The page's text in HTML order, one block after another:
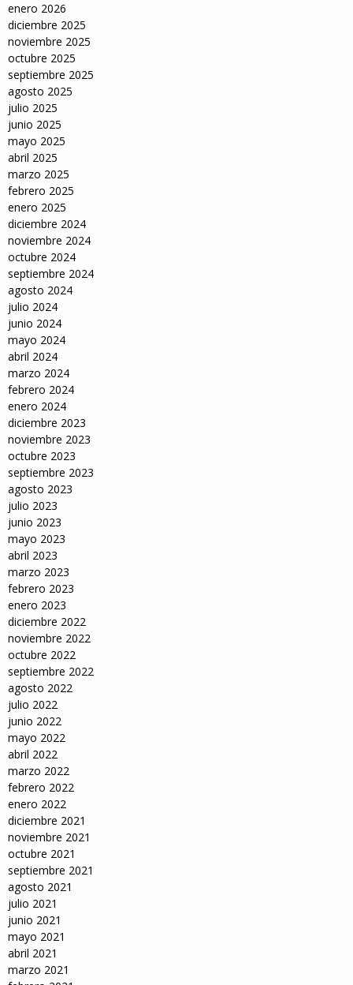
enero 2026
diciembre 2025
noviembre 2025
octubre 2025
septiembre 2025
agosto 2025
julio 2025
junio 2025
mayo 2025
abril 2025
marzo 2025
febrero 2025
enero 2025
diciembre 2024
noviembre 2024
octubre 2024
septiembre 2024
agosto 2024
julio 2024
junio 2024
mayo 2024
abril 2024
marzo 2024
febrero 2024
enero 2024
diciembre 2023
noviembre 2023
octubre 2023
septiembre 2023
agosto 2023
julio 2023
junio 2023
mayo 2023
abril 2023
marzo 2023
febrero 2023
enero 2023
diciembre 2022
noviembre 2022
octubre 2022
septiembre 2022
agosto 2022
julio 2022
junio 2022
mayo 2022
abril 2022
marzo 2022
febrero 2022
enero 2022
diciembre 2021
noviembre 2021
octubre 2021
septiembre 2021
agosto 2021
julio 2021
junio 2021
mayo 2021
abril 2021
marzo 2021